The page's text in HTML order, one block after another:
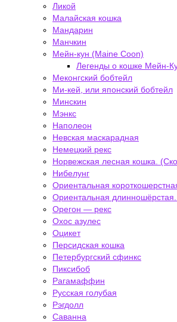
Ликой
Малайская кошка
Мандарин
Манчкин
Мейн-кун (Maine Coon)
Легенды о кошке Мейн-
Меконгский бобтейл
Ми-кей, или японский бобтейл
Минскин
Мэнкс
Наполеон
Невская маскарадная
Немецкий рекс
Норвежская лесная кошка.
Нибелунг
Ориентальная
Ориентальная
Орегон — рекс
Охос азулес
Оцикет
Персидская кошка
Петербургский сфинкс
Пиксибоб
Рагамаффин
Русская голубая
Рэгдолл
Саванна